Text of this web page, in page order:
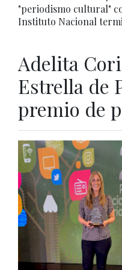
"periodismo cultural"
Instituto Nacional
Adelita
Estrella de
premio de